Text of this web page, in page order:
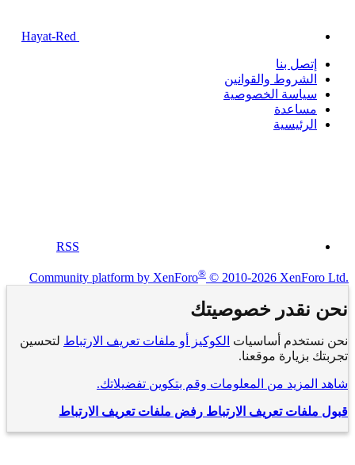
إتصل بنا
الشروط والقوانين
سياسة الخصوصية
مساعدة
الرئيسية
RSS
Community platform by XenForo® © 2010-2026 XenForo Ltd.
نحن نقدر خصوصيتك
نحن نستخدم أساسيات الكوكيز أو ملفات تعريف الارتباط لتحسين
تجربتك بزيارة موقعنا.
شاهد المزيد من المعلومات وقم بتكوين تفضيلاتك.
قبول ملفات تعريف الارتباط رفض ملفات تعريف الارتباط